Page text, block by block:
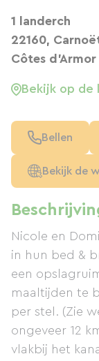
Nicole en
in hun bed &
een
maaltijden te
per stel. (Zie
ongeveer 12
vlakbij het
1 landerch
22160,
Côtes d'Armor
Bekijk op de
Bellen
Bekijk de